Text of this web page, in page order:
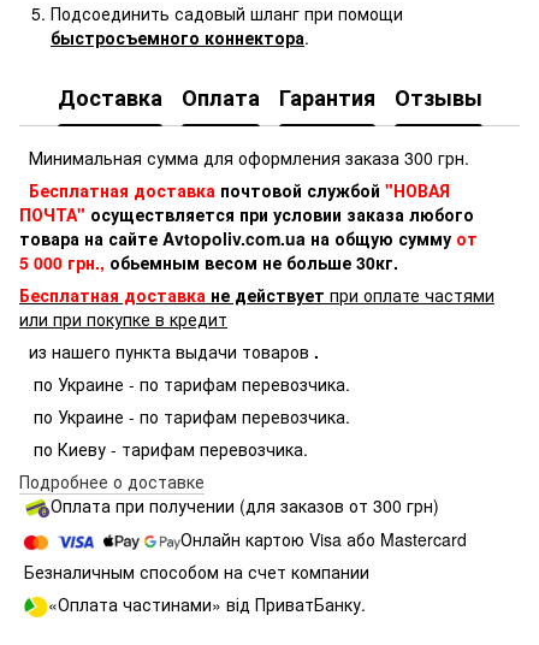
Подсоединить садовый шланг при помощи
быстросъемного коннектора.
Доставка Оплата Гарантия Отзывы
Минимальная сумма для оформления заказа 300 грн.
Бесплатная доставка почтовой службой "НОВАЯ
ПОЧТА" осуществляется при условии заказа любого
товара на сайте Avtopoliv.com.ua на общую сумму от
5 000 грн., обьемным весом не больше 30кг.
Бесплатная доставка не действует при оплате частями
или при покупке в кредит
из нашего пункта выдачи товаров .
по Украине - по тарифам перевозчика.
по Украине - по тарифам перевозчика.
по Киеву - тарифам перевозчика.
Подробнее о доставке
Оплата при получении (для заказов от 300 грн)
Онлайн картою Visa або Mastercard
Безналичным способом на счет компании
«Оплата частинами» від ПриватБанку.